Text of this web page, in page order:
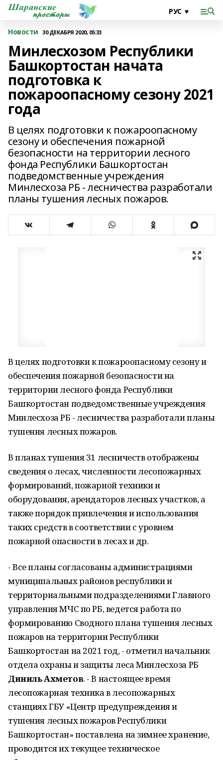
Новости 30 ДЕКАБРЯ 2020, 05:33
Минлесхозом Республики
Башкортостан начата
подготовка к
пожароопасному сезону 2021
года
В целях подготовки к пожароопасному
сезону и обеспечения пожарной
безопасности на территории лесного
фонда Республики Башкортостан
подведомственные учреждения
Минлесхоза РБ - лесничества разработали
планы тушения лесных пожаров.
В целях подготовки к пожароопасному сезону и
обеспечения пожарной безопасности на
территории лесного фонда Республики
Башкортостан подведомственные учреждения
Минлесхоза РБ - лесничества разработали планы
тушения лесных пожаров.
В планах тушения 31 лесничеств отображены
сведения о лесах, численности лесопожарных
формирований, пожарной техники и
оборудования, арендаторов лесных участков, а
также порядок привлечения и использования
таких средств в соответствии с уровнем
пожарной опасности в лесах и др.
- Все планы согласованы администрациями
муниципальных районов республики и
территориальными подразделениями Главного
управления МЧС по РБ, ведется работа по
формированию Сводного плана тушения лесных
пожаров на территории Республики
Башкортостан на 2021 год, - отметил начальник
отдела охраны и защиты леса Минлесхоза РБ
Диниль Ахметов. - В настоящее время
лесопожарная техника в лесопожарных
станциях ГБУ «Центр предупреждения и
тушения лесных пожаров Республики
Башкортостан» поставлена на зимнее хранение,
проводится их текущее техническое